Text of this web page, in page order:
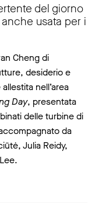
del giorno
usata per i
Cheng di
desiderio e
nell’area
Day, presentata
delle turbine di
da
Julia Reidy,